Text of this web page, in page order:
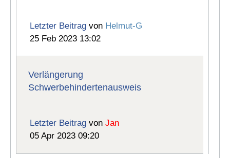
Letzter Beitrag von Helmut-G
25 Feb 2023 13:02
Verlängerung
Schwerbehindertenausweis
Letzter Beitrag vonJan
05 Apr 2023 09:20